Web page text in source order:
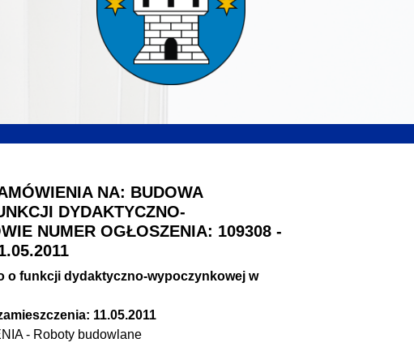
NA: BUDOWA
DYDAKTYCZNO-
NUMER OGŁOSZENIA: 109308 -
o funkcji dydaktyczno-wypoczynkowej w
11.05.2011
- Roboty budowlane